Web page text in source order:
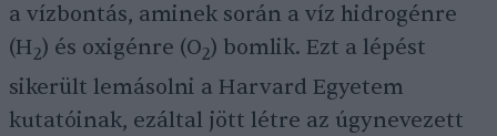
a vízbontás, aminek során a víz hidrogénre
(H2) és oxigénre (O2) bomlik. Ezt a lépést
sikerült lemásolni a Harvard Egyetem
kutatóinak, ezáltal jött létre az úgynevezett